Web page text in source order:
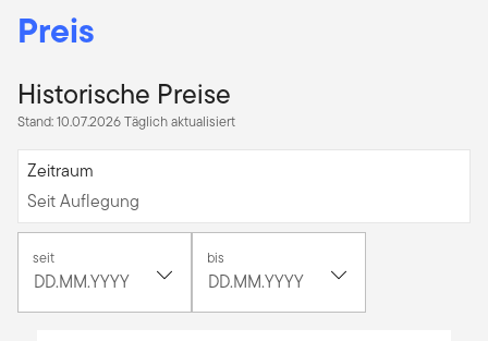
Preis
Historische Preise
Stand: 10.07.2026 Täglich aktualisiert
Seit Auflegung
Zeitraum
Seit Auflegung
seit
picker-
button],
bis
button]